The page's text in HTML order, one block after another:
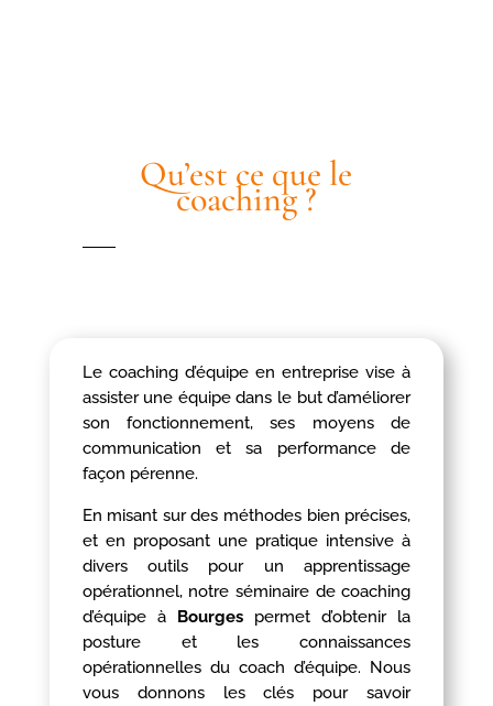
Qu’est ce que le
coaching ?
Le coaching d’équipe en entreprise vise à
assister une équipe dans le but d’améliorer
son fonctionnement, ses moyens de
communication et sa performance de
façon pérenne.
En misant sur des méthodes bien précises,
et en proposant une pratique intensive à
divers outils pour un apprentissage
opérationnel, notre séminaire de coaching
d’équipe à Bourgespermet d’obtenir la
posture et les connaissances
opérationnelles du coach d’équipe. Nous
vous donnons les clés pour savoir